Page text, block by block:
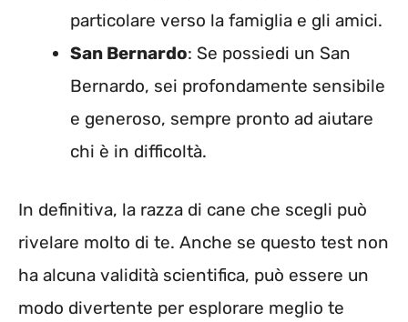
particolare verso la famiglia e gli amici.
San Bernardo: Se possiedi un San
Bernardo, sei profondamente sensibile
e generoso, sempre pronto ad aiutare
chi è in difficoltà.
In definitiva, la razza di cane che scegli può
rivelare molto di te. Anche se questo test non
ha alcuna validità scientifica, può essere un
modo divertente per esplorare meglio te